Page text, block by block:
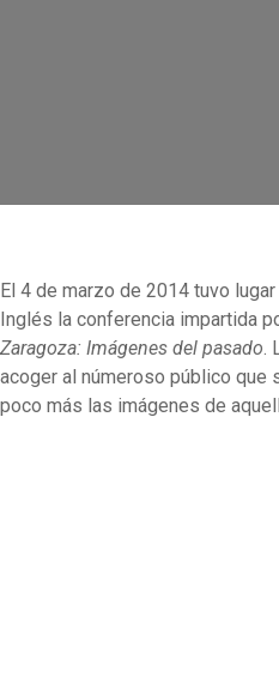
El 4 de marzo de 2014 tuvo
Inglés la conferencia impartida
Zaragoza: Imágenes del pasado.
acoger al númeroso público que
poco más las imágenes de